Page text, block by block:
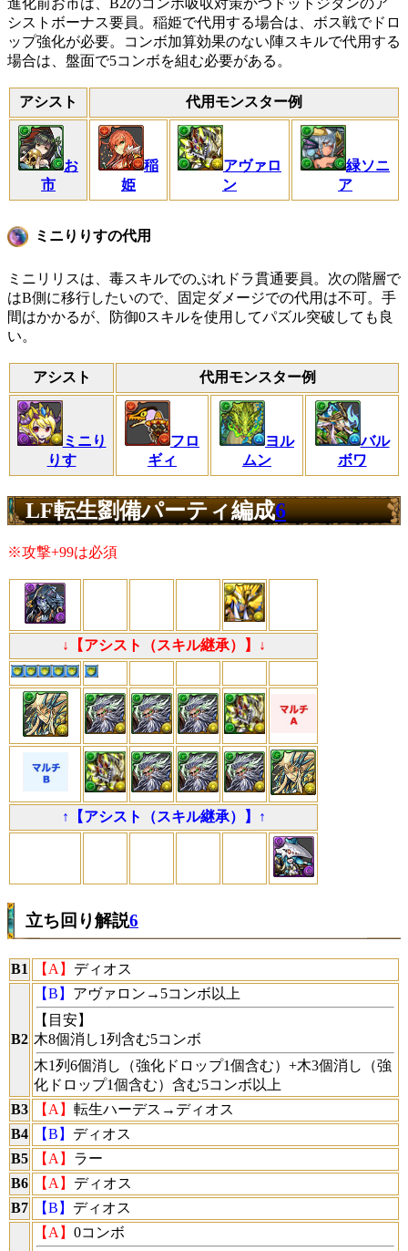
進化前お市は、B2のコンボ吸収対策かつドットジタンのア
シストボーナス要員。稲姫で代用する場合は、ボス戦でドロ
ップ強化が必要。コンボ加算効果のない陣スキルで代用する
場合は、盤面で5コンボを組む必要がある。
アシスト 代用モンスター例
お
市
稲
姫
アヴァロ
ン
緑ソニ
ア
ミニりりすの代用
ミニリリスは、毒スキルでのぷれドラ貫通要員。次の階層で
はB側に移行したいので、固定ダメージでの代用は不可。手
間はかかるが、防御0スキルを使用してパズル突破しても良
い。
アシスト 代用モンスター例
ミニり
りす
フロ
ギィ
ヨル
ムン
バル
ボワ
LF転生劉備パーティ編成6
※攻撃+99は必須
↓【アシスト（スキル継承）】↓
↑【アシスト（スキル継承）】↑
立ち回り解説6
B1 【A】 ディオス
B2
【B】 アヴァロン→5コンボ以上
【目安】
木8個消し1列含む5コンボ
木1列6個消し（強化ドロップ1個含む）+木3個消し（強
化ドロップ1個含む）含む5コンボ以上
B3
【A】 転生ハーデス→ディオス
B4
【B】 ディオス
B5
【A】 ラー
B6
【A】 ディオス
B7
【B】 ディオス
【A】 0コンボ